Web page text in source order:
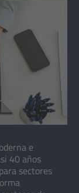
e
40 años
sectores